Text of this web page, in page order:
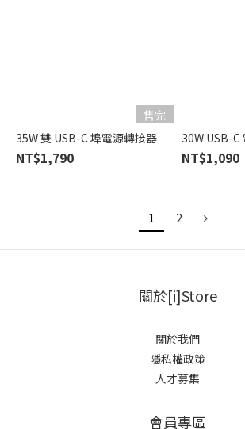
售完
35W 雙 USB-C 埠電源轉接器
NT$1,790
30W USB-C
NT$1,090
1 2
關於[i]Store
關於我們
隱私權政策
人才募集
會員專區